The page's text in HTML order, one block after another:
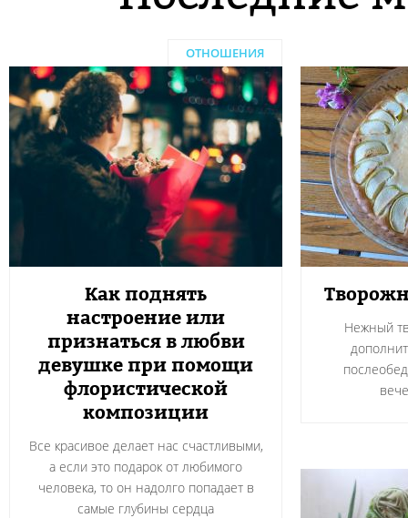
ОТНОШЕНИЯ
Как поднять
настроение или
признаться в любви
девушке при помощи
флористической
композиции
Все красивое делает нас счастливыми,
а если это подарок от любимого
человека, то он надолго попадает в
самые глубины сердца
Нежный